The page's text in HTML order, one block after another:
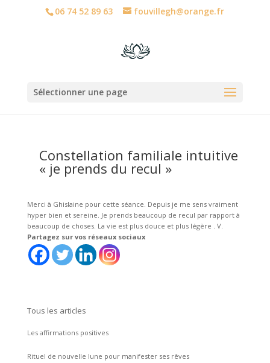
06 74 52 89 63 fouvillegh@orange.fr
Sélectionner une page
Constellation familiale intuitive
« je prends du recul »
Merci à Ghislaine pour cette séance. Depuis je me sens vraiment
hyper bien et sereine. Je prends beaucoup de recul par rapport à
beaucoup de choses. La vie est plus douce et plus légère . V.
Partagez sur vos réseaux sociaux
Tous les articles
Les affirmations positives
Rituel de nouvelle lune pour manifester ses rêves